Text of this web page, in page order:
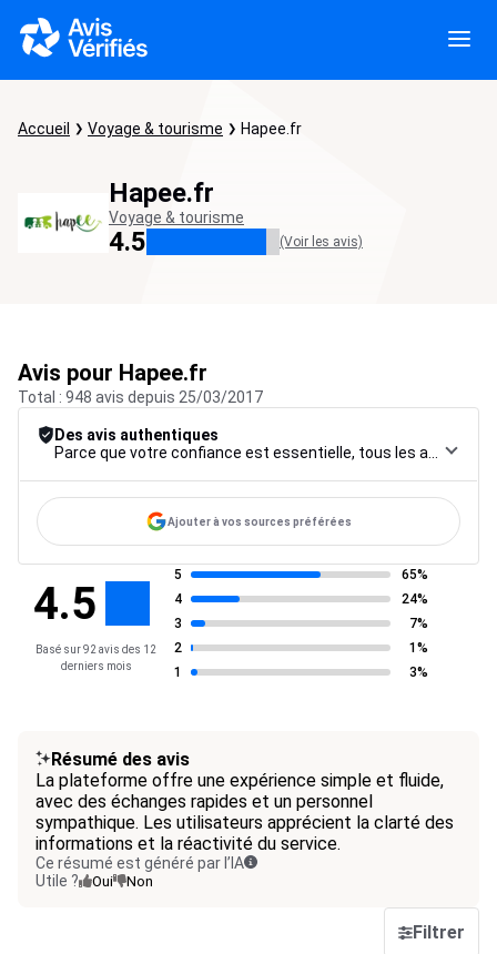
Accueil Voyage & tourisme Hapee.fr
Hapee.fr
Voyage & tourisme
4.5 (Voir les avis)
Avis pour Hapee.fr
Total : 948 avis depuis 25/03/2017
Des avis authentiques
Ajouter à vos sources préférées
4.5
Basé sur 92 avis des 12
derniers mois
5
65%
4
24%
3
7%
2
1%
1
3%
Résumé des avis
La plateforme offre une expérience simple et fluide,
avec des échanges rapides et un personnel
sympathique. Les utilisateurs apprécient la clarté des
informations et la réactivité du service.
Ce résumé est généré par l’IA
Utile ?
Oui Non
Filtrer